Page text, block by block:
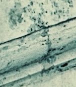
Aller
au
contenu